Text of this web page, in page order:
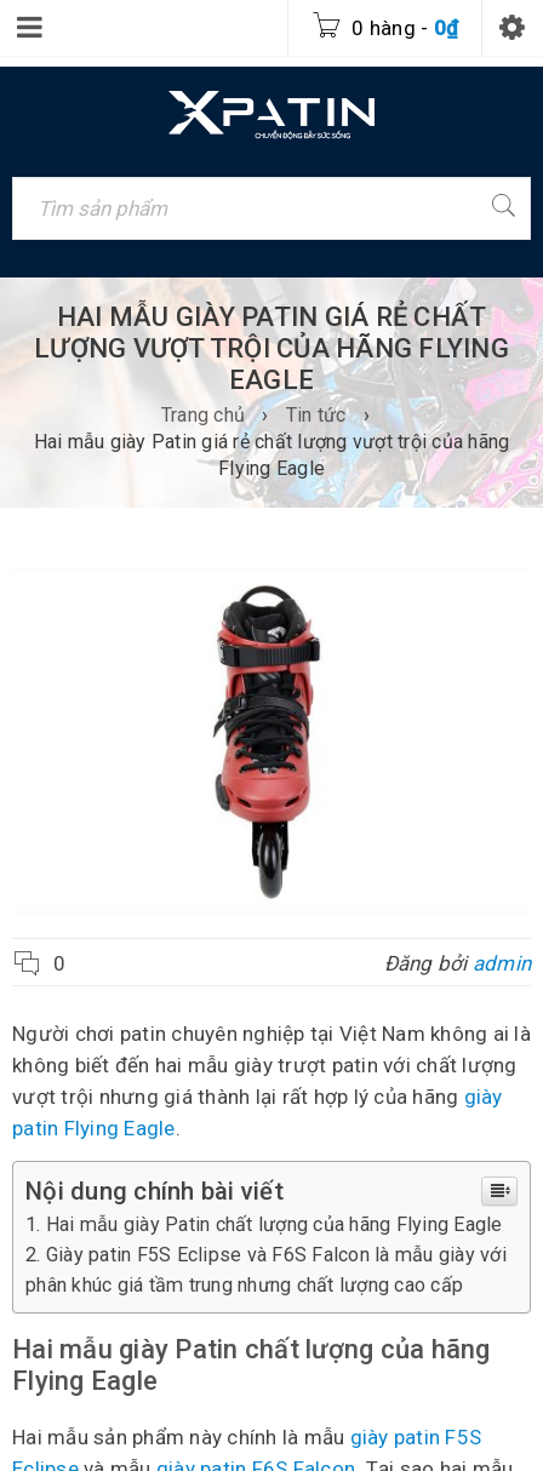
0 hàng - 0₫
HAI MẪU GIÀY PATIN GIÁ RẺ CHẤT
LƯỢNG VƯỢT TRỘI CỦA HÃNG FLYING
EAGLE
Trang chủ › Tin tức
›
Hai mẫu giày Patin giá rẻ chất lượng vượt trội của hãng
Flying Eagle
0 Đăng bởi admin
Người chơi patin chuyên nghiệp tại Việt Nam không ai là
không biết đến hai mẫu giày trượt patin với chất lượng
vượt trội nhưng giá thành lại rất hợp lý của hãng giày
patin Flying Eagle.
Nội dung chính bài viết
Hai mẫu giày Patin chất lượng của hãng Flying Eagle
Giày patin F5S Eclipse và F6S Falcon là mẫu giày với
phân khúc giá tầm trung nhưng chất lượng cao cấp
Hai mẫu giày Patin chất lượng của hãng
Flying Eagle
Hai mẫu sản phẩm này chính là mẫu giày patin F5S